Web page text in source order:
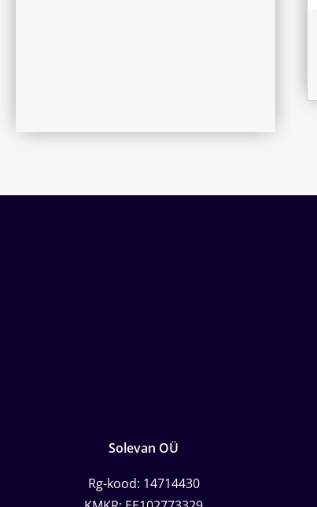
Solevan OÜ
Rg-kood: 14714430